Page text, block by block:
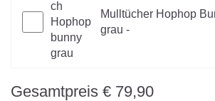
Mulltücher Hophop
grau -
Gesamtpreis € 79,90